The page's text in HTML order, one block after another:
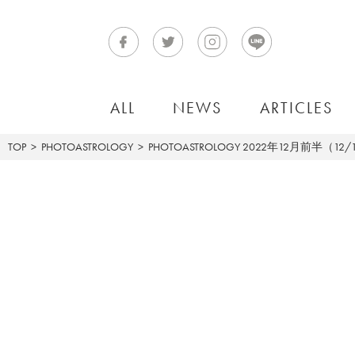
ALL NEWS ARTICLES
TOP PHOTOASTROLOGY PHOTOASTROLOGY 2022年12月前半（